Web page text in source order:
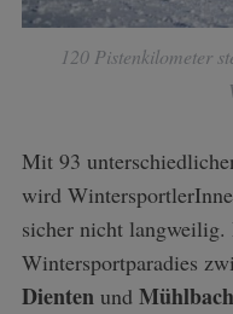
120 Pistenkilometer
Mit 93
wird
sicher nicht
Wintersportparadies
Dientenund Mühlbach